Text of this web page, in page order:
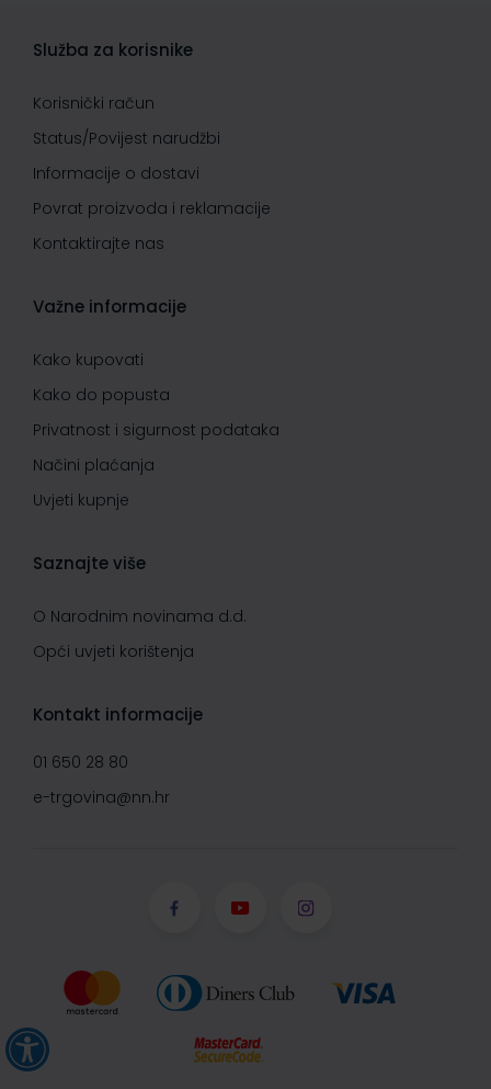
Služba za korisnike
Korisnički račun
Status/Povijest narudžbi
Informacije o dostavi
Povrat proizvoda i reklamacije
Kontaktirajte nas
Važne informacije
Kako kupovati
Kako do popusta
Privatnost i sigurnost podataka
Načini plaćanja
Uvjeti kupnje
Saznajte više
O Narodnim novinama d.d.
Opći uvjeti korištenja
Kontakt informacije
01 650 28 80
e-trgovina@nn.hr